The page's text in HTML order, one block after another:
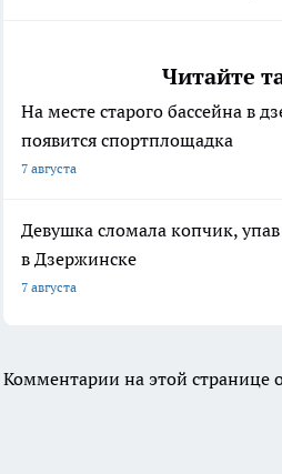
Читайте
На месте старого бассейна в
появится спортплощадка
7 августа
Девушка сломала копчик,
в Дзержинске
7 августа
Комментарии на этой странице